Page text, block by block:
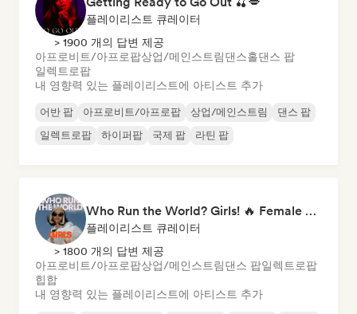
플레이리스트 큐레이터
> 1900 개의 답변 제공
아프로비트/아프로팝상업/메인스트림댄스홀댄스 팝
일렉트로팝
내 영향력 있는 플레이리스트에 아티스트 추가
어반 팝 아프로비트/아프로팝 상업/메인스트림
댄스 팝
일렉트로팝
하이퍼팝 국제 팝 라틴 팝
Who Run the World? Girls! 🔥 Female Empowerment Pop & Girl-Power Anthems
플레이리스트 큐레이터
> 1800 개의 답변 제공
아프로비트/아프로팝상업/메인스트림댄스 팝일렉트로팝
힙합
내 영향력 있는 플레이리스트에 아티스트 추가